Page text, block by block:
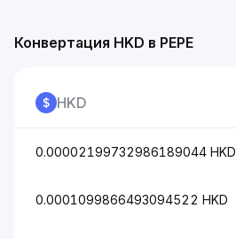
Конвертация HKD в PEPE
HKD
0.00002199732986189044 HKD
0.0001099866493094522 HKD